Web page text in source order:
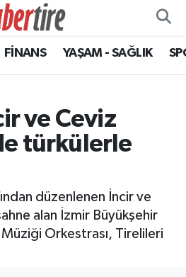
FİNANS YAŞAM - SAĞLIK
ve Ceviz
türkülerle
düzenlenen İncir ve
alan İzmir Büyükşehir
Orkestrası, Tirelileri
Haritası
ve Fikstür